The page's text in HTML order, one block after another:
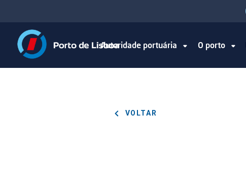
Autoridade portuária O porto
VOLTAR